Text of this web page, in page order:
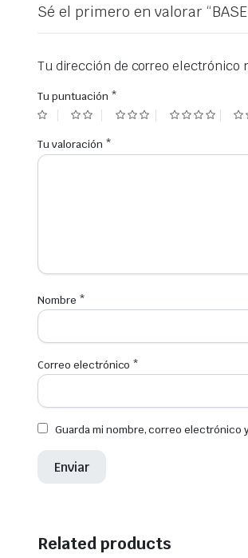
Sé el primero en valorar “BASE
Tu dirección de correo electrónico
Tu puntuación *
Tu valoración *
Nombre *
Correo electrónico *
Guarda mi nombre, correo electrónico
Related products